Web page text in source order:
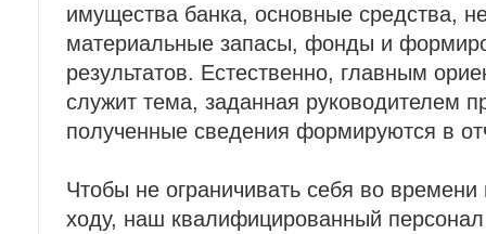
имущества банка, основные средства,
материальные запасы, фонды и
результатов. Естественно, главным
служит тема, заданная руководителем
полученные сведения формируются в
Чтобы не ограничивать себя во
ходу, наш квалифицированный